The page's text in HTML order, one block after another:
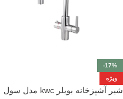
-17%
ویژه
شیر آشپزخانه بویلر kwc مدل سول